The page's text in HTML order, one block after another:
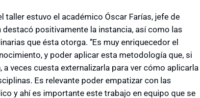
estuvo el académico Óscar Farías, jefe de
destacó positivamente la instancia, así como las
que ésta otorga. ‘‘Es muy enriquecedor el
y poder aplicar esta metodología que, si
veces cuesta externalizarla para ver cómo aplicarla
Es relevante poder empatizar con las
y ahí es importante este trabajo en equipo que se